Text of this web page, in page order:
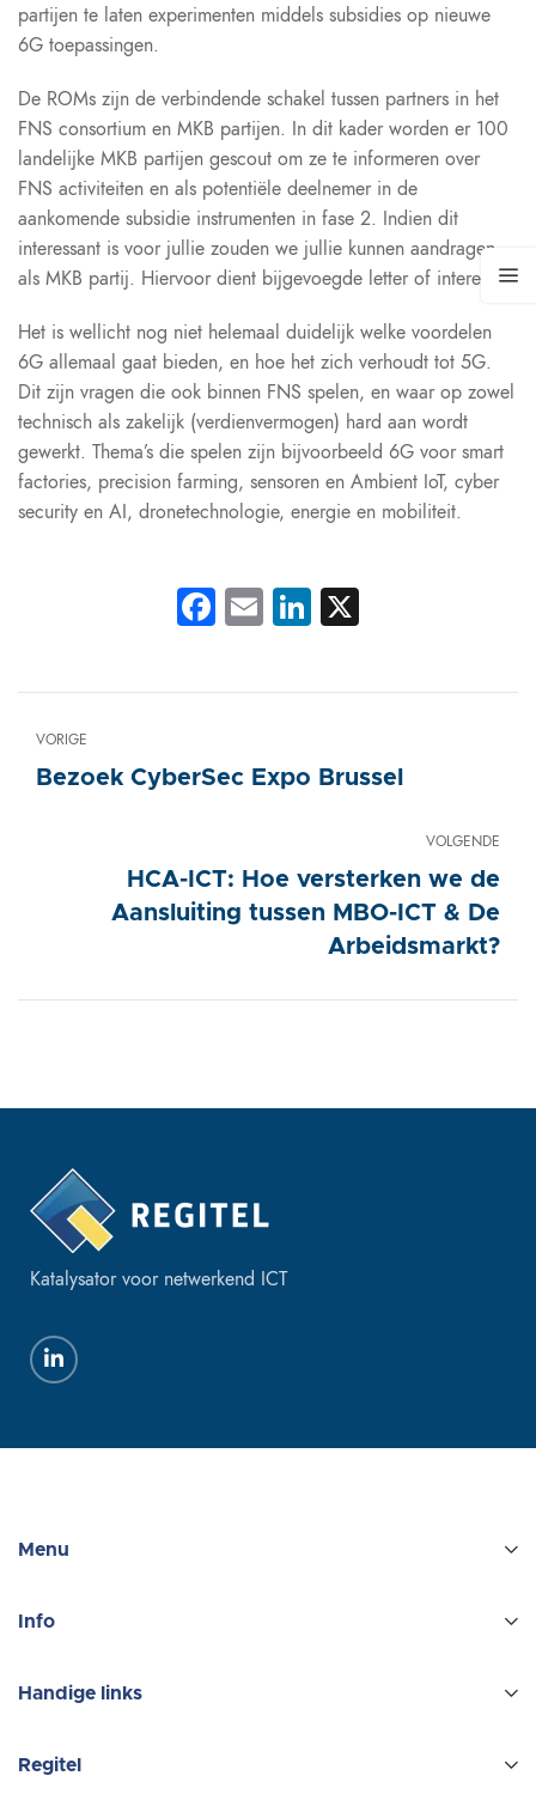
partijen te laten experimenten middels subsidies op nieuwe
6G toepassingen.
De ROMs zijn de verbindende schakel tussen partners in het
FNS consortium en MKB partijen. In dit kader worden er 100
landelijke MKB partijen gescout om ze te informeren over
FNS activiteiten en als potentiële deelnemer in de
aankomende subsidie instrumenten in fase 2. Indien dit
interessant is voor jullie zouden we jullie kunnen aandragen
als MKB partij. Hiervoor dient bijgevoegde letter of interest.
Het is wellicht nog niet helemaal duidelijk welke voordelen
6G allemaal gaat bieden, en hoe het zich verhoudt tot 5G.
Dit zijn vragen die ook binnen FNS spelen, en waar op zowel
technisch als zakelijk (verdienvermogen) hard aan wordt
gewerkt. Thema’s die spelen zijn bijvoorbeeld 6G voor smart
factories, precision farming, sensoren en Ambient IoT, cyber
security en AI, dronetechnologie, energie en mobiliteit.
Facebook
EmailLinkedIn
VORIGE
Bezoek CyberSec Expo Brussel
VOLGENDE
HCA-ICT: Hoe versterken we de
Aansluiting tussen MBO-ICT & De
Arbeidsmarkt?
Katalysator voor netwerkend ICT
Menu
Info
Handige links
Regitel